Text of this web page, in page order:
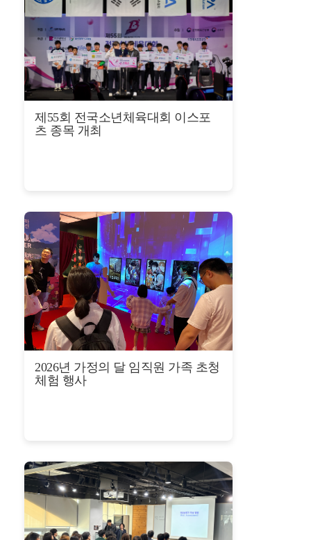
공고/알림 공지사항
BIPA소식 보도자료
자료실 홍보자료
BIPA소개 인사말
제55회 전국소년체육대회 이스포
츠 종목 개최
2026년 가정의 달 임직원 가족 초청
체험 행사